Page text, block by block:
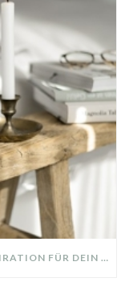
SCHLAFZIMMER MAKEOVER – INSPIRATION FÜR DEIN SCHLAFZIMMER: AUS ALT MACH NEU – HELL, GEMÜTLICH UND EINLADEND